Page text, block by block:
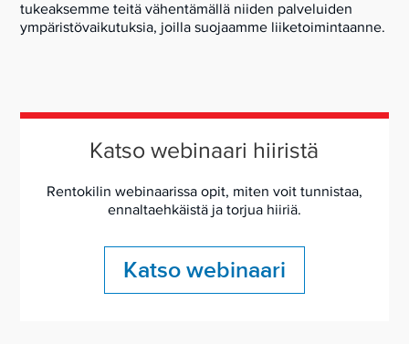
tukeaksemme teitä vähentämällä niiden palveluiden
ympäristövaikutuksia, joilla suojaamme liiketoimintaanne.
Katso webinaari hiiristä
Rentokilin webinaarissa opit, miten voit tunnistaa,
ennaltaehkäistä ja torjua hiiriä.
Katso webinaari